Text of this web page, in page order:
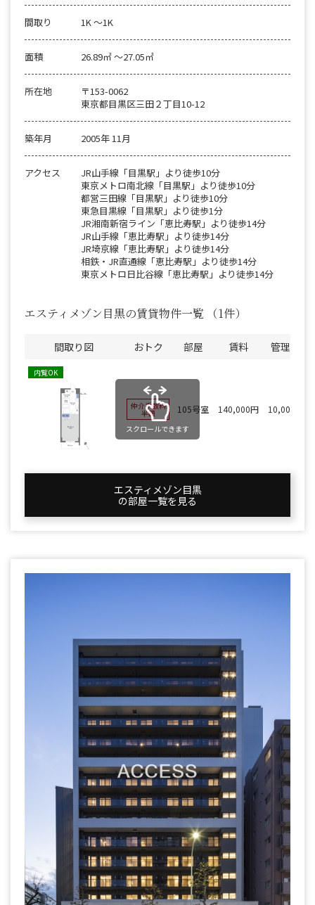
間取り 1K 〜1K
面積 26.89㎡ 〜27.05㎡
所在地
〒153-0062
東京都目黒区三田２丁目10-12
築年月 2005年 11月
アクセス
JR山手線「目黒駅」より徒歩10分
東京メトロ南北線「目黒駅」より徒歩10分
都営三田線「目黒駅」より徒歩10分
東急目黒線「目黒駅」より徒歩1分
JR湘南新宿ライン「恵比寿駅」より徒歩14分
JR山手線「恵比寿駅」より徒歩14分
JR埼京線「恵比寿駅」より徒歩14分
相鉄・JR直通線「恵比寿駅」より徒歩14分
東京メトロ日比谷線「恵比寿駅」より徒歩14分
エスティメゾン目黒の賃貸物件一覧 （1件）
間取り図 おトク 部屋 賃料 管理費
内覧OK
仲介手数料
半額 105号室 140,000円 10,000円
スクロールできます
エスティメゾン目黒
の部屋一覧を⾒る